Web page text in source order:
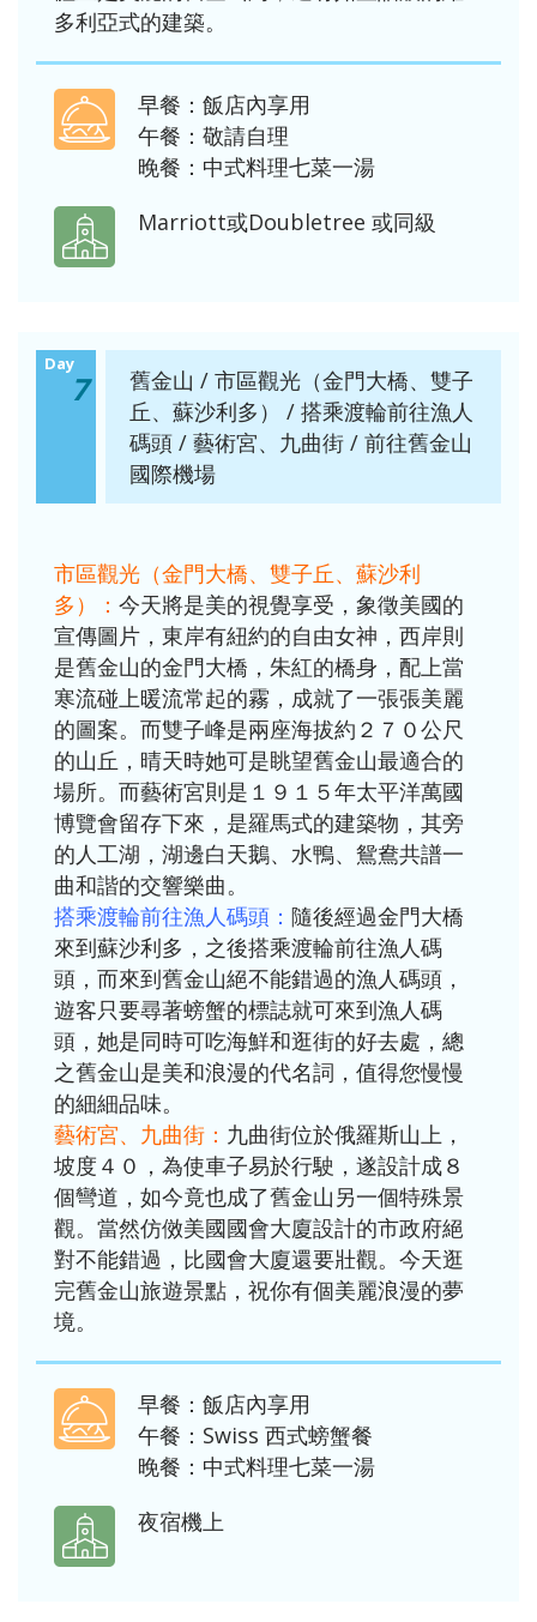
多利亞式的建築。
早餐：飯店內享用
午餐：敬請自理
晚餐：中式料理七菜一湯
Marriott或Doubletree 或同級
Day
7
舊金山 / 市區觀光（金門大橋、雙子
丘、蘇沙利多） / 搭乘渡輪前往漁人
碼頭 / 藝術宮、九曲街 / 前往舊金山
國際機場
市區觀光（金門大橋、雙子丘、蘇沙利
多）： 今天將是美的視覺享受，象徵美國的
宣傳圖片，東岸有紐約的自由女神，西岸則
是舊金山的金門大橋，朱紅的橋身，配上當
寒流碰上暖流常起的霧，成就了一張張美麗
的圖案。而雙子峰是兩座海拔約２７０公尺
的山丘，晴天時她可是眺望舊金山最適合的
場所。而藝術宮則是１９１５年太平洋萬國
博覽會留存下來，是羅馬式的建築物，其旁
的人工湖，湖邊白天鵝、水鴨、鴛鴦共譜一
曲和諧的交響樂曲。
搭乘渡輪前往漁人碼頭： 隨後經過金門大橋
來到蘇沙利多，之後搭乘渡輪前往漁人碼
頭，而來到舊金山絕不能錯過的漁人碼頭，
遊客只要尋著螃蟹的標誌就可來到漁人碼
頭，她是同時可吃海鮮和逛街的好去處，總
之舊金山是美和浪漫的代名詞，值得您慢慢
的細細品味。
藝術宮、九曲街： 九曲街位於俄羅斯山上，
坡度４０，為使車子易於行駛，遂設計成８
個彎道，如今竟也成了舊金山另一個特殊景
觀。當然仿傚美國國會大廈設計的市政府絕
對不能錯過，比國會大廈還要壯觀。今天逛
完舊金山旅遊景點，祝你有個美麗浪漫的夢
境。
早餐：飯店內享用
午餐：Swiss 西式螃蟹餐
晚餐：中式料理七菜一湯
夜宿機上